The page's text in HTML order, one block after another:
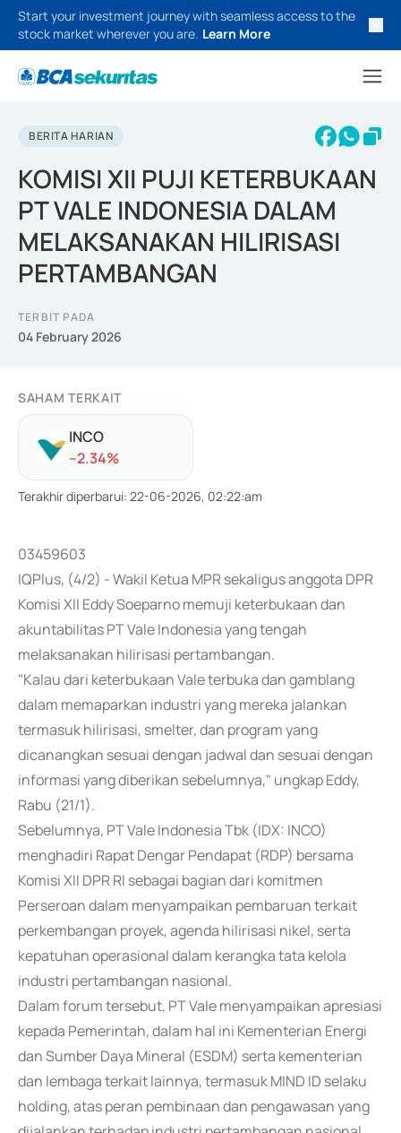
Start your investment journey with seamless access to the
stock market wherever you are. Learn More
BERITA HARIAN
KOMISI XII PUJI KETERBUKAAN
PT VALE INDONESIA DALAM
MELAKSANAKAN HILIRISASI
PERTAMBANGAN
TERBIT PADA
04 February 2026
SAHAM TERKAIT
INCO
--2.34%
Terakhir diperbarui: 22-06-2026, 02:22:am
03459603
IQPlus, (4/2) - Wakil Ketua MPR sekaligus anggota DPR
Komisi XII Eddy Soeparno memuji keterbukaan dan
akuntabilitas PT Vale Indonesia yang tengah
melaksanakan hilirisasi pertambangan.
"Kalau dari keterbukaan Vale terbuka dan gamblang
dalam memaparkan industri yang mereka jalankan
termasuk hilirisasi, smelter, dan program yang
dicanangkan sesuai dengan jadwal dan sesuai dengan
informasi yang diberikan sebelumnya," ungkap Eddy,
Rabu (21/1).
Sebelumnya, PT Vale Indonesia Tbk (IDX: INCO)
menghadiri Rapat Dengar Pendapat (RDP) bersama
Komisi XII DPR RI sebagai bagian dari komitmen
Perseroan dalam menyampaikan pembaruan terkait
perkembangan proyek, agenda hilirisasi nikel, serta
kepatuhan operasional dalam kerangka tata kelola
industri pertambangan nasional.
Dalam forum tersebut, PT Vale menyampaikan apresiasi
kepada Pemerintah, dalam hal ini Kementerian Energi
dan Sumber Daya Mineral (ESDM) serta kementerian
dan lembaga terkait lainnya, termasuk MIND ID selaku
holding, atas peran pembinaan dan pengawasan yang